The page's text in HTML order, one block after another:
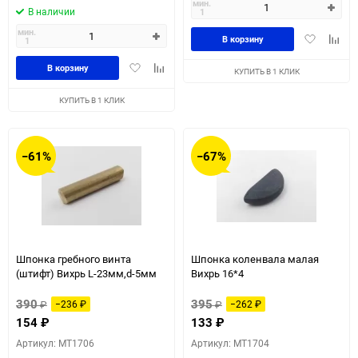
В наличии
мин.
1
ДобавитьДобавить
В корзину
КУПИТЬ В 1 КЛИК
мин.
1
Добавить
В корзину
КУПИТЬ В 1 КЛИК
−61%
Шпонка гребного винта
(штифт) Вихрь L-23мм,d-5мм
390₽ −236₽
154 ₽
Артикул: MT1706
−67%
Шпонка коленвала малая
Вихрь 16*4
395₽ −262 ₽
133 ₽
Артикул: MT1704